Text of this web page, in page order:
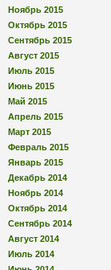
Ноябрь 2015
Октябрь 2015
Сентябрь 2015
Август 2015
Июль 2015
Июнь 2015
Май 2015
Апрель 2015
Март 2015
Февраль 2015
Январь 2015
Декабрь 2014
Ноябрь 2014
Октябрь 2014
Сентябрь 2014
Август 2014
Июль 2014